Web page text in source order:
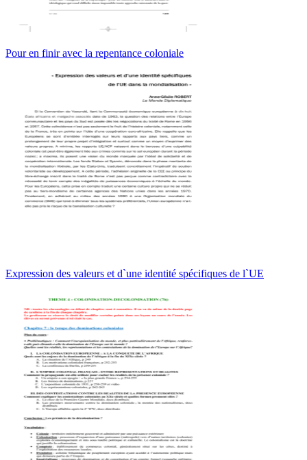
Pour en finir avec la repentance coloniale
Expression des valeurs et d`une identité spécifiques de l`UE